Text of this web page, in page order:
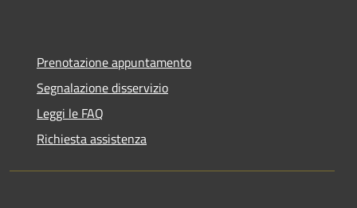
Prenotazione appuntamento
Segnalazione disservizio
Leggi le FAQ
Richiesta assistenza